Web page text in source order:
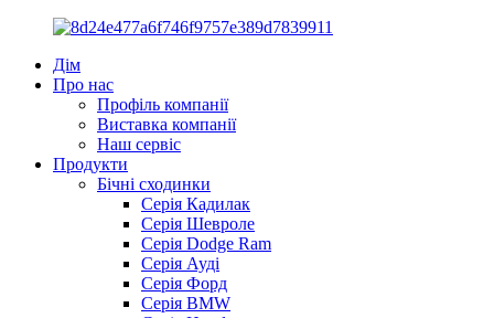
Дім
Про нас
Профіль компанії
Виставка компанії
Наш сервіс
Продукти
Бічні сходинки
Серія Кадилак
Серія Шевроле
Серія Dodge Ram
Серія Ауді
Серія Форд
Серія BMW